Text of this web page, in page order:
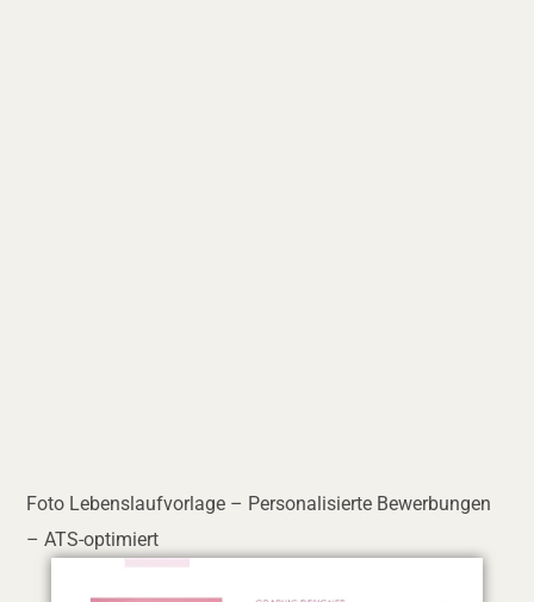
Foto Lebenslaufvorlage – Personalisierte Bewerbungen
– ATS-optimiert